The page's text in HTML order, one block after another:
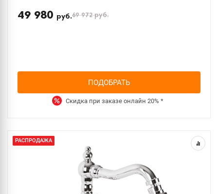
49 980 руб.69 972руб.
ПОДОБРАТЬ
Скидка при заказе онлайн 20% *
РАСПРОДАЖА